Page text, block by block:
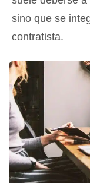
sino que se
contratista.